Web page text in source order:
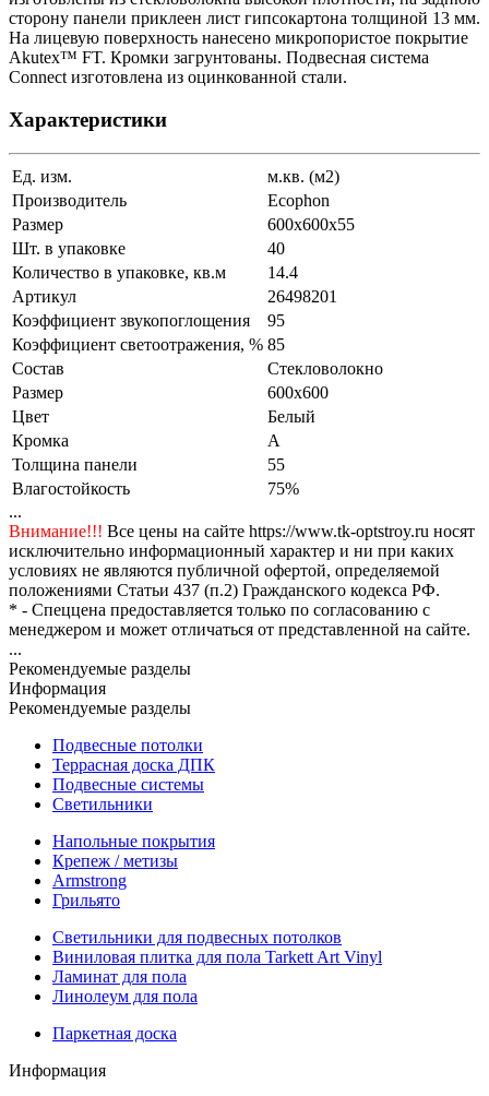
сторону панели приклеен лист гипсокартона толщиной 13 мм.
На лицевую поверхность нанесено микропористое покрытие
Akutex™ FT. Кромки загрунтованы. Подвесная система
Connect изготовлена из оцинкованной стали.
Характеристики
Ед. изм.
м.кв. (м2)
Производитель
Ecophon
Размер
600х600x55
Шт. в упаковке
40
Количество в упаковке, кв.м
14.4
Артикул
26498201
Коэффициент звукопоглощения
95
Коэффициент светоотражения, % 85
Состав
Стекловолокно
Размер
600x600
Цвет
Белый
Кромка
A
Толщина панели
55
Влагостойкость
75%
...
Внимание!!! Все цены на сайте https://www.tk-optstroy.ru носят
исключительно информационный характер и ни при каких
условиях не являются публичной офертой, определяемой
положениями Статьи 437 (п.2) Гражданского кодекса РФ.
* - Спеццена предоставляется только по согласованию с
менеджером и может отличаться от представленной на сайте.
...
Рекомендуемые разделы
Информация
Рекомендуемые разделы
Подвесные потолки
Террасная доска ДПК
Подвесные системы
Светильники
Напольные покрытия
Крепеж / метизы
Armstrong
Грильято
Светильники для подвесных потолков
Виниловая плитка для пола Tarkett Art Vinyl
Ламинат для пола
Линолеум для пола
Паркетная доска
Информация